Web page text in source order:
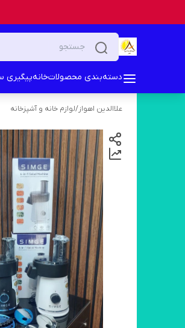
دسته‌بندی محصولاتخانهپیگیری
علاالدین اهواز/لوازم خانه و آشپزخانه